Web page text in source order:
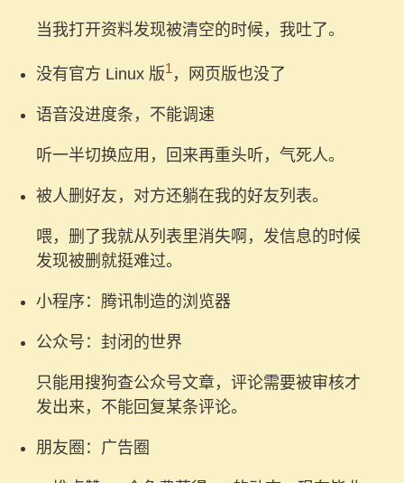
当我打开资料发现被清空的时候，我吐了。
没有官方 Linux 版1 ，网页版也没了
语音没进度条，不能调速
听一半切换应用，回来再重头听，气死人。
被人删好友，对方还躺在我的好友列表。
喂，删了我就从列表里消失啊，发信息的时候
发现被删就挺难过。
小程序：腾讯制造的浏览器
公众号：封闭的世界
只能用搜狗查公众号文章，评论需要被审核才
发出来，不能回复某条评论。
朋友圈：广告圈